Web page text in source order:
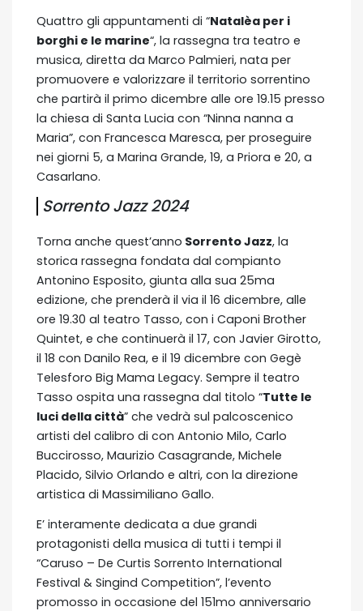
Quattro gli appuntamenti di “Natalèa per i
borghi e le marine“, la rassegna tra teatro e
musica, diretta da Marco Palmieri, nata per
promuovere e valorizzare il territorio sorrentino
che partirà il primo dicembre alle ore 19.15 presso
la chiesa di Santa Lucia con “Ninna nanna a
Maria”, con Francesca Maresca, per proseguire
nei giorni 5, a Marina Grande, 19, a Priora e 20, a
Casarlano.
Sorrento Jazz 2024
Torna anche quest’anno Sorrento Jazz, la
storica rassegna fondata dal compianto
Antonino Esposito, giunta alla sua 25ma
edizione, che prenderà il via il 16 dicembre, alle
ore 19.30 al teatro Tasso, con i Caponi Brother
Quintet, e che continuerà il 17, con Javier Girotto,
il 18 con Danilo Rea, e il 19 dicembre con Gegè
Telesforo Big Mama Legacy. Sempre il teatro
Tasso ospita una rassegna dal titolo “Tutte le
luci della città” che vedrà sul palcoscenico
artisti del calibro di con Antonio Milo, Carlo
Buccirosso, Maurizio Casagrande, Michele
Placido, Silvio Orlando e altri, con la direzione
artistica di Massimiliano Gallo.
E’ interamente dedicata a due grandi
protagonisti della musica di tutti i tempi il
“Caruso – De Curtis Sorrento International
Festival & Singind Competition”, l’evento
promosso in occasione del 151mo anniversario